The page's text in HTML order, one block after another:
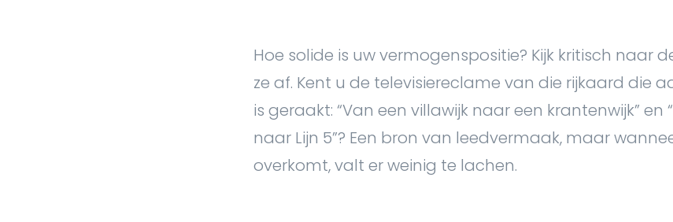
Hoe solide is uw vermogenspositie? Kijk kritisch naar
ze af. Kent u de televisiereclame van die rijkaard die
is geraakt: “Van een villawijk naar een krantenwijk” en
naar Lijn 5”? Een bron van leedvermaak, maar
overkomt, valt er weinig te lachen.